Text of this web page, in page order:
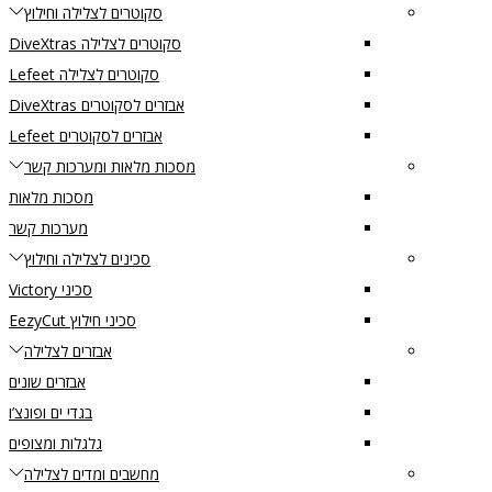
סקוטרים לצלילה וחילוץ
סקוטרים לצלילה DiveXtras
סקוטרים לצלילה Lefeet
אבזרים לסקוטרים DiveXtras
אבזרים לסקוטרים Lefeet
מסכות מלאות ומערכות קשר
מסכות מלאות
מערכות קשר
סכינים לצלילה וחילוץ
סכיני Victory
סכיני חילוץ EezyCut
אבזרים לצלילה
אבזרים שונים
בגדי ים ופונצ’ו
גלגלות ומצופים
מחשבים ומדים לצלילה